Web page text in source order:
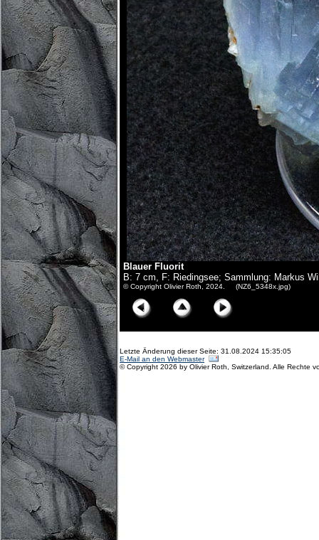
Blauer Fluorit
B: 7 cm, F: Riedingsee; Sammlung: Markus
© Copyright Olivier Roth, 2024. (NZ6_5348x.jpg)
Letzte Änderung dieser Seite: 31.08.2024 15:35:05
E-Mail an den Webmaster
© Copyright 2026 by Olivier Roth, Switzerland. Alle Rechte